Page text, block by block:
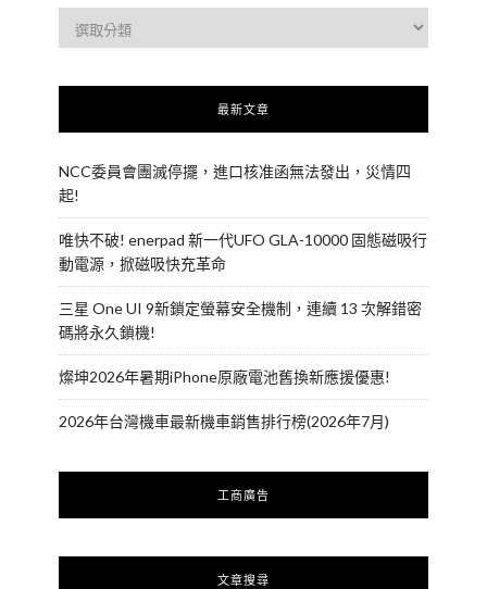
最新文章
NCC委員會團滅停擺，進口核准函無法發出，災情四
起!
唯快不破! enerpad 新一代UFO GLA-10000 固態磁吸行
動電源，掀磁吸快充革命
三星 One UI 9新鎖定螢幕安全機制，連續 13 次解錯密
碼將永久鎖機!
燦坤2026年暑期iPhone原廠電池舊換新應援優惠!
2026年台灣機車最新機車銷售排行榜(2026年7月)
工商廣告
文章搜尋